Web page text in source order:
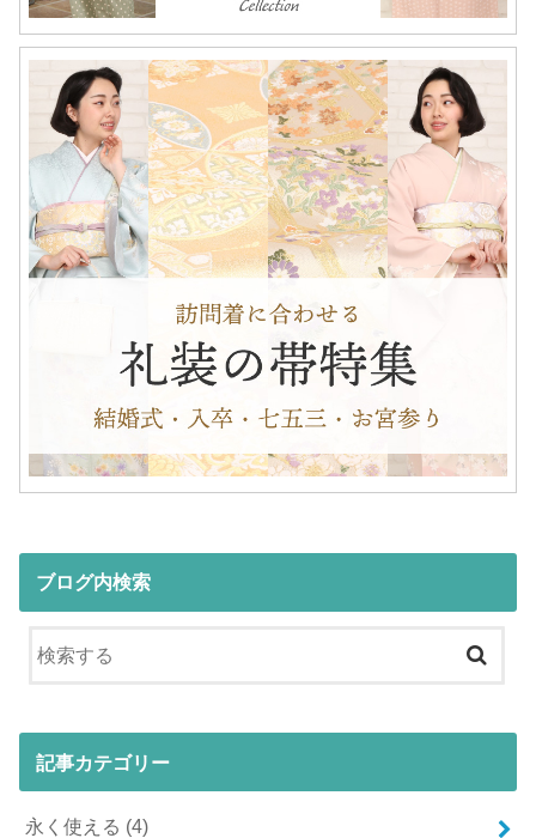
ブログ内検索
記事カテゴリー
永く使える (4)